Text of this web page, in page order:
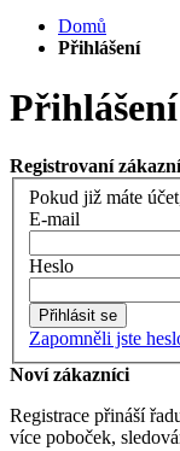
Domů
Přihlášení
Registrovaní
Pokud již máte
E-mail
Heslo
Přihlásit se
Zapomněli jste
Noví zákazníci
Registrace přináší
více poboček,